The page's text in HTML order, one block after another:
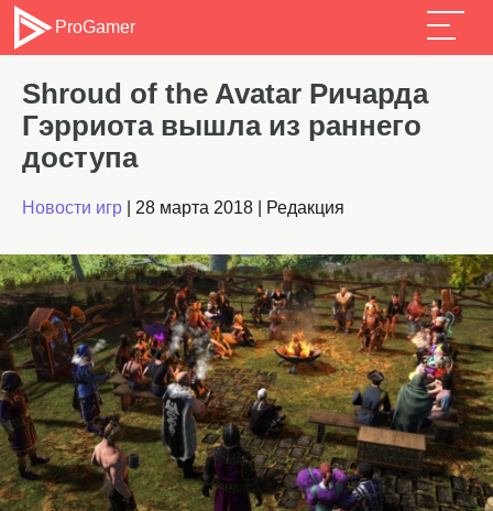
ProGamer
Shroud of the Avatar Ричарда
Гэрриота вышла из раннего
доступа
Новости игр 28 марта 2018 Редакция